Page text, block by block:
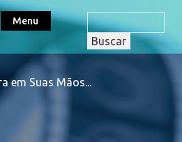
Menu
em Suas Mãos...